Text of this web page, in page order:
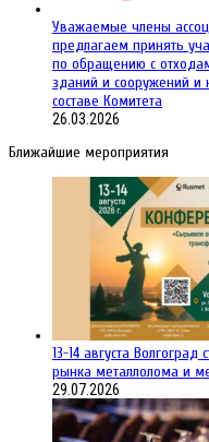
Уважаемые члены
предлагаем принять
по обращению с
зданий и сооружений и
составе Комитета
26.03.2026
Ближайшие мероприятия
13-14 августа
рынка металлолома и
29.07.2026